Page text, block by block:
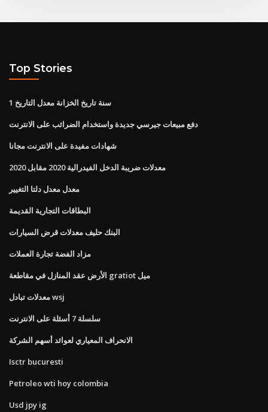
Top Stories
1 سنة تاريخ الخزانة معدل التاريخ
دفع مبيعات جيرسي جديدة واستخدام الضرائب على الانترنت
شهادات مفيدة على الانترنت مجانا
معدلات ضريبة الدخل الفيدرالية 2020 مقابل 2020
معدل معدل دلتا التغيير
البطاقات التجارية القديمة
البنك حليف معدلات قرض السيارات
مزاد الفضة تجارة العملات
الأرض عقد المنازل في مقاطعة gratiot ميل
معدلات تبادل wsj
سلسلة 7 أسئلة على الانترنت
الانحراف المعياري لعوائد أسهم الشركة
Isctr bucuresti
Petroleo wti hoy colombia
Usd jpy ig